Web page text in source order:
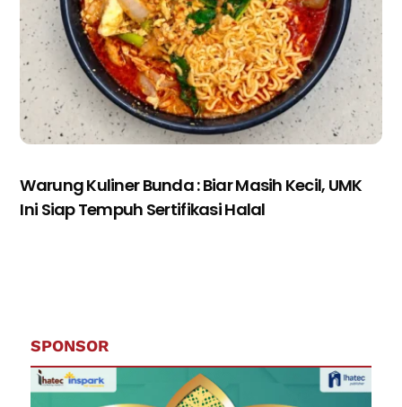
Warung Kuliner Bunda : Biar Masih Kecil, UMK
Ini Siap Tempuh Sertifikasi Halal
SPONSOR